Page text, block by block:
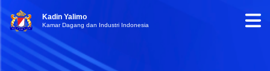
Kadin Yalimo
Kamar Dagang dan Industri Indonesia